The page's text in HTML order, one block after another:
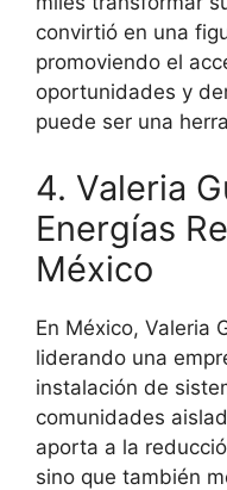
convirtió en una
promoviendo el
oportunidades y
puede ser una
4. Valeria
Energías
México
En México, Valeria
liderando una
instalación de
comunidades
aporta a la
sino que también